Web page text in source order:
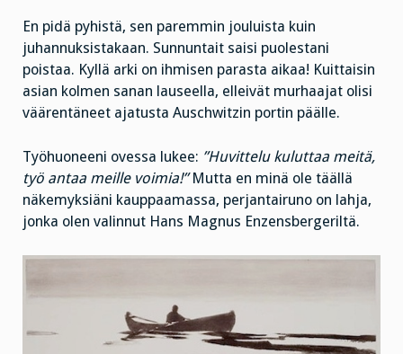
En pidä pyhistä, sen paremmin jouluista kuin
juhannuksistakaan. Sunnuntait saisi puolestani
poistaa. Kyllä arki on ihmisen parasta aikaa! Kuittaisin
asian kolmen sanan lauseella, elleivät murhaajat olisi
väärentäneet ajatusta Auschwitzin portin päälle.
Työhuoneeni ovessa lukee: ”Huvittelu kuluttaa meitä,
työ antaa meille voimia!”Mutta en minä ole täällä
näkemyksiäni kauppaamassa, perjantairuno on lahja,
jonka olen valinnut Hans Magnus Enzensbergeriltä.